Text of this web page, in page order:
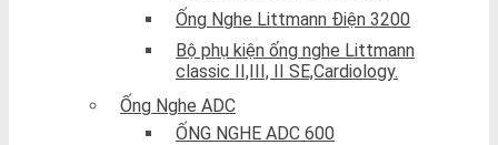
Ống Nghe Littmann Điện 3200
Bộ phụ kiện ống nghe Littmann
classic II,III, II SE,Cardiology.
Ống Nghe ADC
ỐNG NGHE ADC 600